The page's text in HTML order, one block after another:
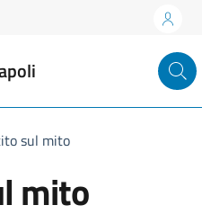
sul mito
mito